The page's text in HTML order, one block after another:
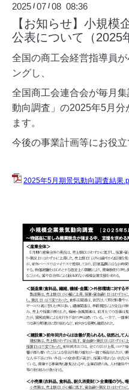
2025 /07 /08 08:36
【お知らせ】小規模
公表について（2025
全国の商工会経営指導員
ングし、
全国商工会連合会が毎月
動向調査」の2025年5月分
ます。
今後の事業計画等にお役立
2025年5月期景気動向調査結果